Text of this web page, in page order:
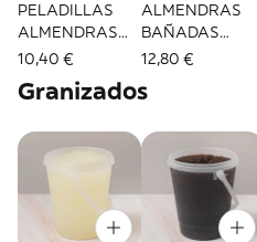
PELADILLAS
ALMENDRAS
B/200Gr.
10,40 €
ALMENDRAS
BAÑADAS
CHOCOLATE
B/200Gr.
12,80 €
Granizados